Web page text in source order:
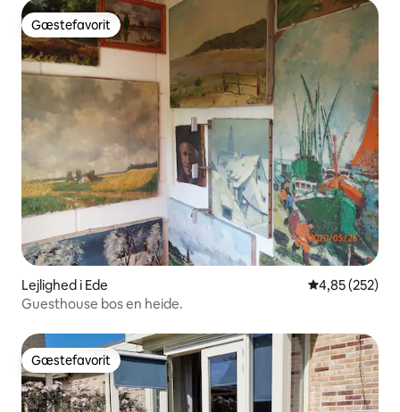
Gæstefavorit
Gæstefavorit
Lejlighed i Ede 4,85 ud af 5 i
4,85 (252)
Guesthouse bos en heide.
Gæstefavorit
Gæstefavorit